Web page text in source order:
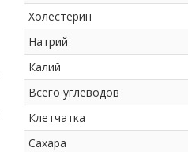
Холестерин
Натрий
Калий
Всего углеводов
Клетчатка
Сахара